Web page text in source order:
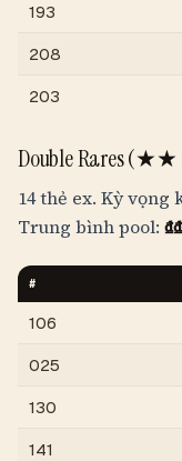
193
208
203
Double Rares
14 thẻ ex. Kỳ vọng
Trung bình pool: ₫
#
106
025
130
141